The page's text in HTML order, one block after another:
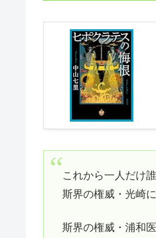
これから一人だけ
斯界の権威・光崎
斯界の権威・浦和